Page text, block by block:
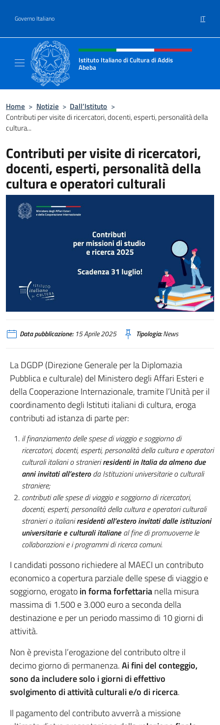
Governo Italiano IT
Intestazione sito, social e menù
Istituto Italiano di Cultura di Addis
Abeba
Home > Notizie > Dall’Istituto >
Contributi per visite di ricercatori, docenti, esperti, personalità della
cultura...
Contributi per visite di ricercatori,
docenti, esperti, personalità della
cultura e operatori culturali
Data pubblicazione:15 Aprile 2025 Tipologia:News
La DGDP (Direzione Generale per la Diplomazia
Pubblica e culturale) del Ministero degli Affari Esteri e
della Cooperazione Internazionale, tramite l’Unità per il
coordinamento degli Istituti italiani di cultura, eroga
contributi ad istanza di parte per:
il finanziamento delle spese di viaggio e soggiorno di
ricercatori, docenti, esperti, personalità della cultura e operatori
culturali italiani o stranieriresidenti in Italia da almeno due
anni invitati all’esteroda Istituzioni universitarie o culturali
straniere;
contributi alle spese di viaggio e soggiorno di ricercatori,
docenti, esperti, personalità della cultura e operatori culturali
stranieri o italianiresidenti all’estero invitati dalle istituzioni
universitarie e culturali italianeal fine di promuoverne le
collaborazioni e i programmi di ricerca comuni.
I candidati possono richiedere al MAECI un contributo
economico a copertura parziale delle spese di viaggio e
soggiorno, erogatoin forma forfettarianella misura
massima di 1.500 e 3.000 euro a seconda della
destinazione e per un periodo massimo di 10 giorni di
attività.
Non è prevista l’erogazione del contributo oltre il
decimo giorno di permanenza.Ai fini del conteggio,
sono da includere solo i giorni di effettivo
svolgimento di attività culturali e/o di ricerca.
Il pagamento del contributo avverrà a missione